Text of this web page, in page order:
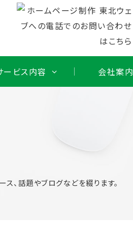
ービス内容 会社案内
、話題やブログなどを綴ります。